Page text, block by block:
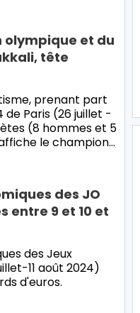
olympique et du
tête
prenant part
de Paris (26 juillet -
(8 hommes et 5
le champion…
des JO
entre 9 et 10 et
des Jeux
11 août 2024)
d'euros.